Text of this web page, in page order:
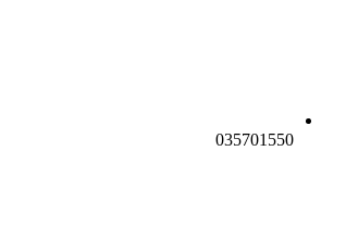
035701550